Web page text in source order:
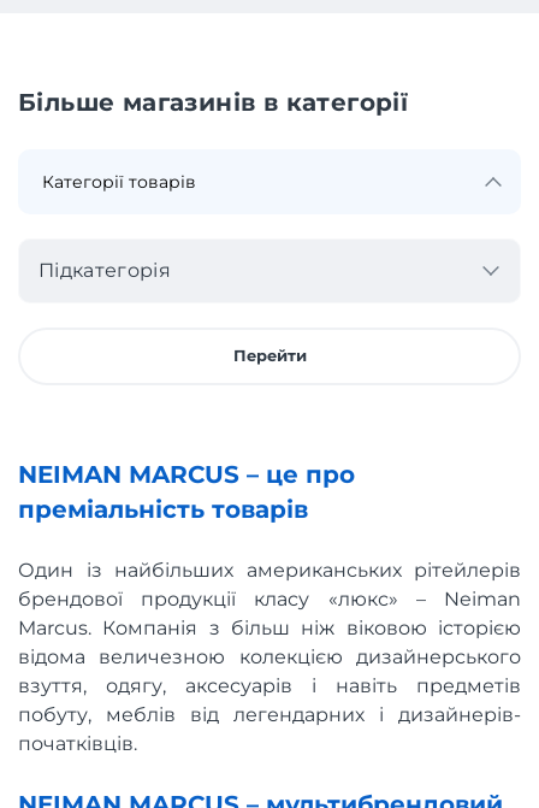
Більше магазинів в категорії
Підкатегорія
Перейти
NEIMAN MARCUS – це про
преміальність товарів
Один із найбільших американських рітейлерів
брендової продукції класу «люкс» – Neiman
Marcus. Компанія з більш ніж віковою історією
відома величезною колекцією дизайнерського
взуття, одягу, аксесуарів і навіть предметів
побуту, меблів від легендарних і дизайнерів-
початківців.